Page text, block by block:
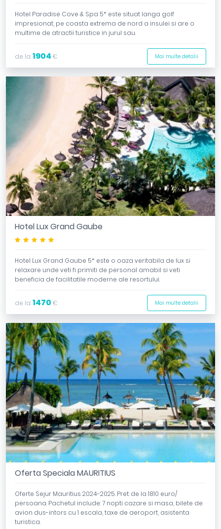
Hotel Paradise Cove & Spa 5* este situat langa golf
impresionat, pe coasta extrema de nord a insulei si are o
multime de atractii turistice in jurul sau.
de la:1904 € Mai multe detalii
Hotel Lux Grand Gaube
Hotel Lux Grand Gaube 5* este o oaza veritabila de lux si
relaxare unde veti fi primiti de personal amabil si veti
beneficia de facilitatile moderne ale resortului.
de la:1470 € Mai multe detalii
Oferta Speciala MAURITIUS
Oferte Sejur Mauritius 2024-2025. Pret: de la 1810 euro/
persoana. Pachetul include: 7 nopti cazare si masa, bilete de
avion dus-intors cu 1 escala, taxe de aeroport, asistenta
turistica.